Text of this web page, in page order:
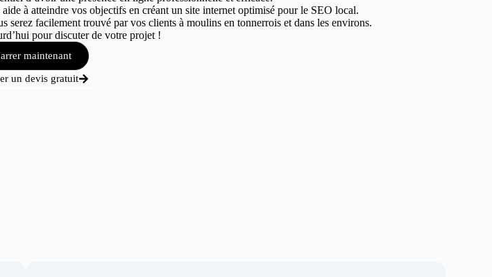
aide à atteindre vos objectifs en créant un site internet optimisé pour le SEO local.
serez facilement trouvé par vos clients à moulins en tonnerrois et dans les environs.
pour discuter de votre projet !
maintenant
un devis gratuit